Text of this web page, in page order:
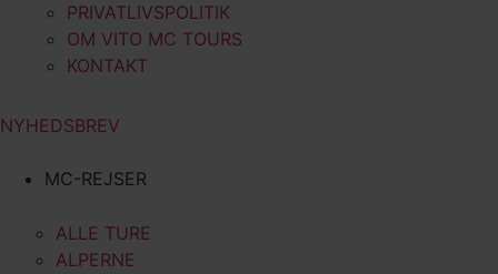
PRIVATLIVSPOLITIK
OM VITO MC TOURS
KONTAKT
NYHEDSBREV
MC-REJSER
ALLE TURE
ALPERNE